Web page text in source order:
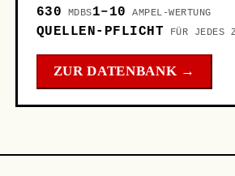
CSU · Wahlkreis 221 Rosenheim
Dr. Saskia Ludwig
CDU · Wahlkreis 60
– Potsdam-Mittelmark I –
Teltow-Fläming I [Profil ↗]
630 MDBS1–10 AMPEL-WERTUNG
QUELLEN-PFLICHT FÜR JEDES
ZUR DATENBANK →